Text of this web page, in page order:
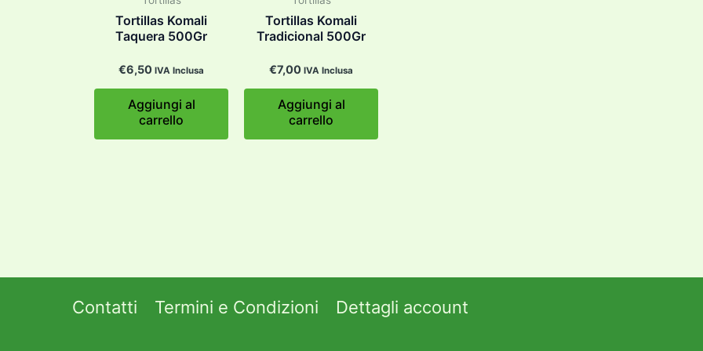
Tortillas Komali
Taquera 500Gr
€6,50 IVA Inclusa
Aggiungi al
carrello
Tortillas Komali
Tradicional 500Gr
€7,00 IVA Inclusa
Aggiungi al
carrello
Contatti Termini e Condizioni Dettagli account